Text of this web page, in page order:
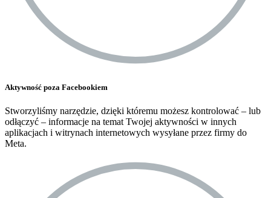
Aktywność poza Facebookiem
Stworzyliśmy narzędzie, dzięki któremu możesz kontrolować – lub
odłączyć – informacje na temat Twojej aktywności w innych
aplikacjach i witrynach internetowych wysyłane przez firmy do
Meta.